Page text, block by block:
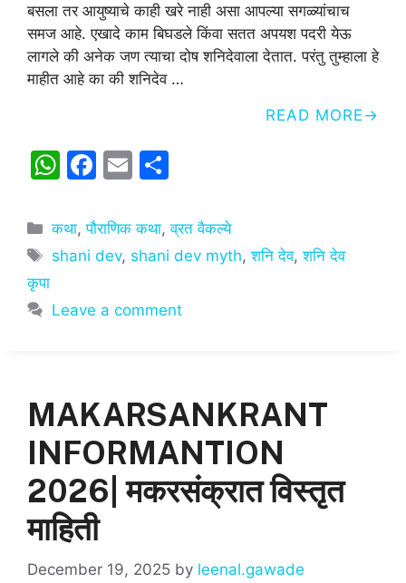
बसला तर आयुष्याचे काही खरे नाही असा आपल्या सगळ्यांचाच
समज आहे. एखादे काम बिघडले किंवा सतत अपयश पदरी येऊ
लागले की अनेक जण त्याचा दोष शनिदेवाला देतात. परंतु तुम्हाला हे
माहीत आहे का की शनिदेव …
READ MORE
W
at
s
p
F
c
e
o
E
ai
l
ar
e
Categories
कथा,पौराणिक कथा,व्रत वैकल्ये
Tags
shani dev, shani dev myth,शनि देव,शनि देव
कृपा
Leave a comment
MAKARSANKRANT
INFORMANTION
2026| मकरसंक्रात विस्तृत
माहिती
December 19, 2025 by leenal.gawade